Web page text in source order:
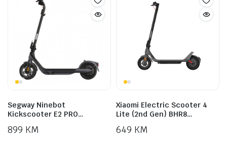
Segway Ninebot
Kickscooter E2 PRO…
899 KM
Xiaomi Electric Scooter 4
Lite (2nd Gen) BHR8…
649 KM